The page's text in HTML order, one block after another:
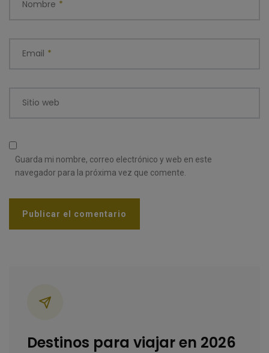
Nombre *
Email *
Sitio web
Guarda mi nombre, correo electrónico y web en este
navegador para la próxima vez que comente.
Destinos para viajar en 2026